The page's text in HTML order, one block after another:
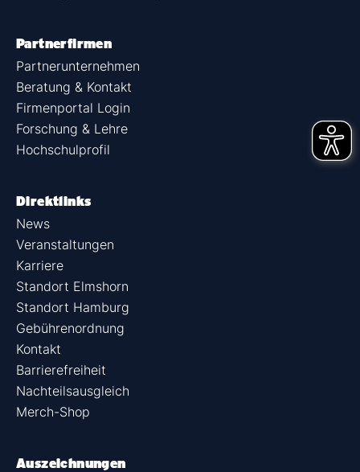
Partnerfirmen
Partnerunternehmen
Beratung & Kontakt
Firmenportal Login
Forschung & Lehre
Hochschulprofil
Direktlinks
News
Veranstaltungen
Karriere
Standort Elmshorn
Standort Hamburg
Gebührenordnung
Kontakt
Barrierefreiheit
Nachteilsausgleich
Merch-Shop
Auszeichnungen